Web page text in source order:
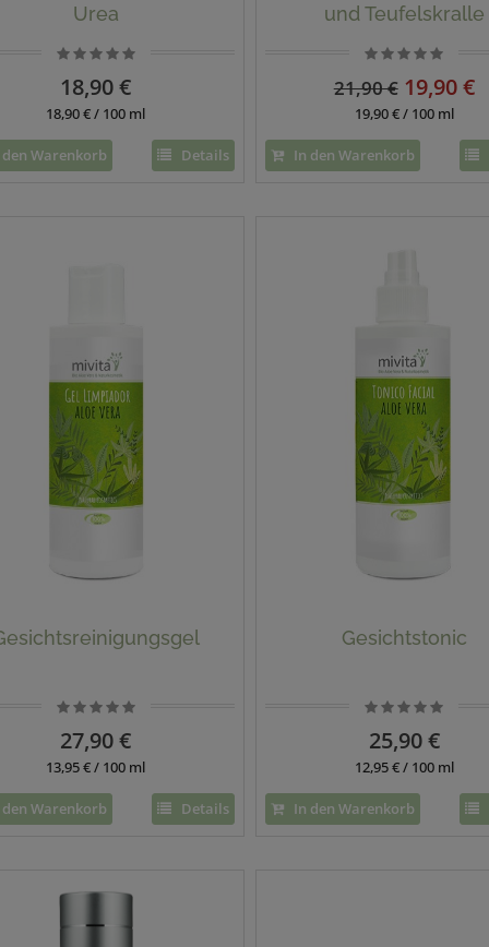
Urea
18,90 €
18,90 € / 100 ml
Warenkorb Details
und Teufelskralle
21,90 €19,90 €
19,90 € / 100 ml
In den Warenkorb
27,90 €
13,95 € / 100 ml
Warenkorb Details
Gesichtstonic
25,90 €
12,95 € / 100 ml
In den Warenkorb